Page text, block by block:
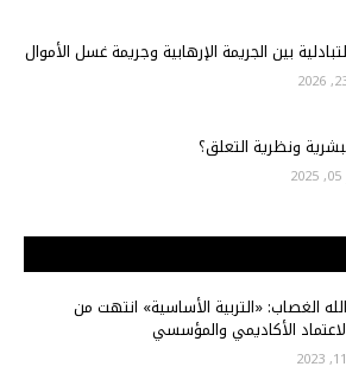
بين الجريمة الإرهابية وجريمة غسل الأموال
ونظرية التعلق؟
الغصاب: «التربية الأساسية» انتهت من
الأكاديمي والمؤسسي